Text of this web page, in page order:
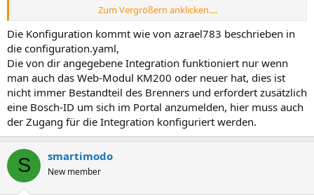
Sorry, ist alles Neuland für mich!
Sky
Zum Vergrößern anklicken....
Die Konfiguration kommt wie von azrael783 beschrieben in
die configuration.yaml,
Die von dir angegebene Integration funktioniert nur wenn
man auch das Web-Modul KM200 oder neuer hat, dies ist
nicht immer Bestandteil des Brenners und erfordert zusätzlich
eine Bosch-ID um sich im Portal anzumelden, hier muss auch
der Zugang für die Integration konfiguriert werden.
S smartimodo
New member